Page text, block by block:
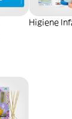
Higiene